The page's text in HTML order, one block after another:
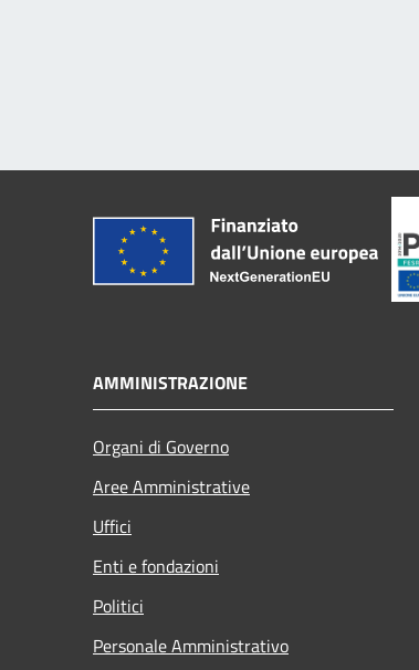
AMMINISTRAZIONE
Organi di Governo
Aree Amministrative
Uffici
Enti e fondazioni
Politici
Personale Amministrativo